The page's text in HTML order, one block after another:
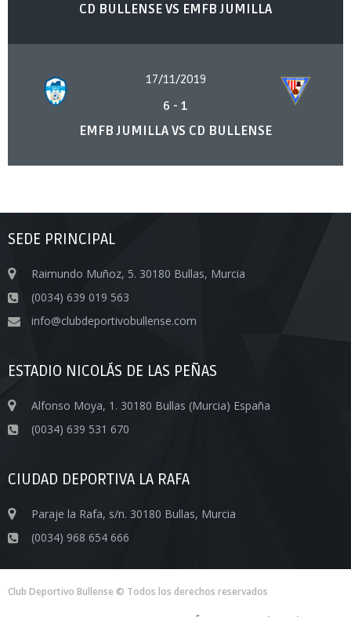
CD BULLENSE VS EMFB JUMILLA
17/11/2019
6 - 1
EMFB JUMILLA VS CD BULLENSE
SEDE PRINCIPAL
Raimundo Muñoz, 5. 30180 Bullas, Murcia
(0034) 639 019 563
info@clubdeportivobullense.com
ESTADIO NICOLÁS DE LAS PEÑAS
Alfonso Moya, 1. 30180 Bullas (Murcia) España
(0034) 639 531 670
CIUDAD DEPORTIVA LA RAFA
Paraje la Rafa, s/n. 30180 Bullas, Murcia
(0034) 968 654 666
Club Deportivo Bullense © Todos los derechos reservados